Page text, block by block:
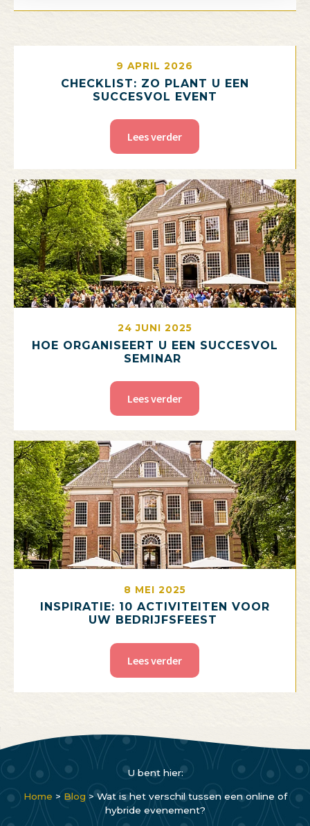
9 APRIL 2026
CHECKLIST: ZO PLANT U EEN
SUCCESVOL EVENT
Lees verder
24 JUNI 2025
HOE ORGANISEERT U EEN SUCCESVOL
SEMINAR
Lees verder
8 MEI 2025
INSPIRATIE: 10 ACTIVITEITEN VOOR
UW BEDRIJFSFEEST
Lees verder
U bent hier:
Home > Blog > Wat is het verschil tussen een online of
hybride evenement?